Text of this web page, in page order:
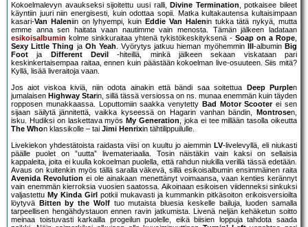
Kokoelmalevyn avaukseksi sijoitettu uusi ralli, Divine Termination, potkaisee bileet
käyntiin juuri niin energisesti, kuin odottaa sopii. Matka kultakautensa kultaisimpaan
kasari-Van Haleniin on lyhyempi, kuin Eddie Van Halenin tukka tätä nykyä, mutta
emme anna sen haitata vaan nautimme vain menosta. Tämän jälkeen ladataan
esikoisalbumin kolme sinkkuraitaa yhtenä tykistökeskityksenä - Soap on a Rope,
Sexy Little Thing ja Oh Yeah. Vyörytys jatkuu hieman myöhemmin -albumin Big
Foot ja Different Devil
-hiteillä, minkä jälkeen sekaan viskataan pari
keskinkertaisempaa raitaa, ennen kuin päästään kokoelman live-osuuteen. Siis mitä?
Kyllä, lisää liveraitoja vaan.
Jos aiot viskoa kiviä, niin odota ainakin että bändi saa soitettua
Deep Purplen
jumalaisen Highway Starin, sillä tässä versiossa on ns. munaa enemmän kuin täyden
ropposen munakkaassa. Loputtomiin saakka venytetty Bad Motor Scooterei sen
sijaan säilytä jännitettä, vaikka kyseessä on Hagarin vanhan bändin,
Montrosen,
isku. Hudiksi on laskettava myös My Generation, joka ei tee millään tasolla oikeutta
The Whon klassikolle – tai Jimi Henrixin tähtilippuilulle.
Livekiekon yhdestätoista raidasta viisi on kuultu jo aiemmin LV-livelevyllä, eli niukasti
päälle puolet on ”uutta” livemateriaalia. Tosin näistäkin vain kaksi on sellaisia
kappaleita, joita ei kuulla kokoelman puolella, että rahdun niukilla verillä tässä edetään.
Avaus on kuitenkin myös tällä saralla väkevä, sillä esikoisalbumin ensimmäinen raita
Avenida Revolution ei ole ainakaan menettänyt voimaansa, vaan kenties kerännyt
vain enemmän kierroksia vuosien saatossa. Aikoinaan esikoisen viidenneksi sinkuksi
valjastettu My Kinda Girl potkii mukavasti ja kummankin pitkäsoiton erikoisversioilta
löytyvä
Bitten by the Wolftuo mutaista bluesia keskelle bailuja, luoden samalla
tarpeellisen hengähdystauon ennen ravin jatkumista. Livenä neljän kehäketun soitto
meinaa toistuvasti karkailla progeilun puolelle, eikä biisien loppuja tahdota saada